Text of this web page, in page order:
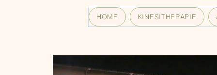
HOME KINESITHERAPIE